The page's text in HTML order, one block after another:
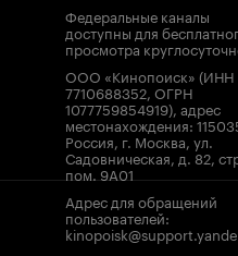
Федеральные каналы
доступны для
просмотра
ООО «Кинопоиск» (ИНН
7710688352, ОГРН
1077759854919), адрес
местонахождения:
Россия, г. Москва, ул.
Садовническая, д. 82,
пом. 9А01
Адрес для обращений
пользователей: